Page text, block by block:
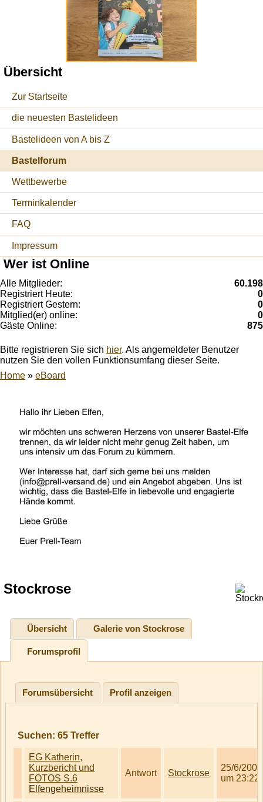
Übersicht
Zur Startseite
die neuesten Bastelideen
Bastelideen von A bis Z
Bastelforum
Wettbewerbe
Terminkalender
FAQ
Impressum
Wer ist Online
Alle Mitglieder:
60.198
Registriert Heute:
0
Registriert Gestern:
0
Mitglied(er) online:
0
Gäste Online:
875
Bitte registrieren Sie sich hier. Als angemeldeter Benutzer
nutzen Sie den vollen Funktionsumfang dieser Seite.
Home » eBoard
Stockrose
Übersicht Galerie von Stockrose
Forumsprofil
Forumsübersicht Profil anzeigen
Suchen: 65 Treffer
EG Katherin,
Kurzbericht und
FOTOS S.6
Elfengeheimnisse
Antwort Stockrose
25/6/2008
um 23:22